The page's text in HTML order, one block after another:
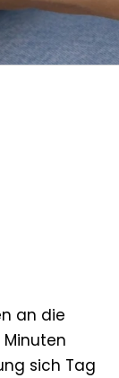
an die
sich Tag